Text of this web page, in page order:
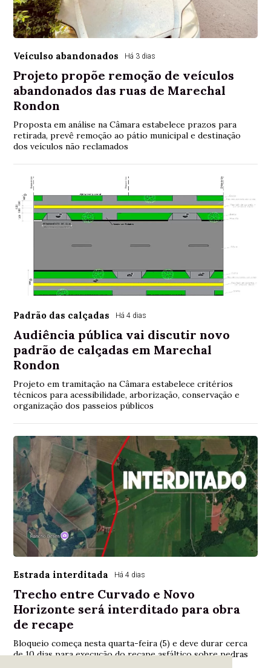
Veículso abandonados Há 3 dias
Projeto propõe remoção de veículos
abandonados das ruas de Marechal
Rondon
Proposta em análise na Câmara estabelece prazos para
retirada, prevê remoção ao pátio municipal e destinação
dos veículos não reclamados
Padrão das calçadas Há 4 dias
Audiência pública vai discutir novo
padrão de calçadas em Marechal
Rondon
Projeto em tramitação na Câmara estabelece critérios
técnicos para acessibilidade, arborização, conservação e
organização dos passeios públicos
Estrada interditada Há 4 dias
Trecho entre Curvado e Novo
Horizonte será interditado para obra
de recape
Bloqueio começa nesta quarta-feira (5) e deve durar cerca
de 10 dias para execução do recape asfáltico sobre pedras